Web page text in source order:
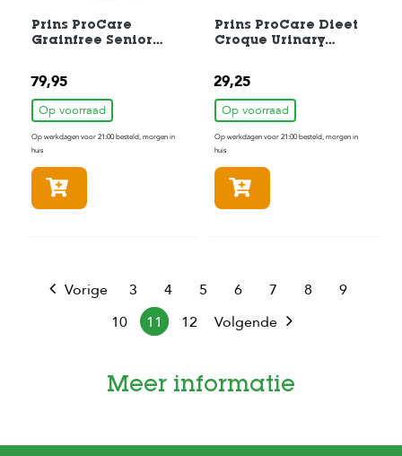
Prins ProCare
Grainfree Senior
79,95
Op voorraad
Op werkdagen voor 21:00 besteld, morgen in
huis
Prins ProCare Dieet
Croque Urinary
29,25
Op voorraad
Op werkdagen voor 21:00 besteld, morgen in
huis
Vorige 3 4 5 6 7 8
9
10
11 12 Volgende
Meer informatie